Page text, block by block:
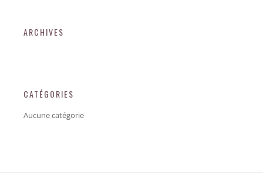
ARCHIVES
CATÉGORIES
Aucune catégorie